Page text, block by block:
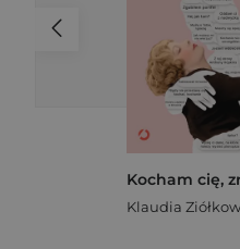
Klaudia